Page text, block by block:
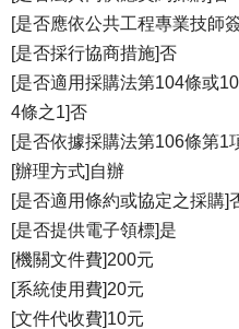
[是否應依公共工程專業技師
[是否採行協商措施]否
[是否適用採購法第104條或
4條之1]否
[是否依據採購法第106條第1
[辦理方式]自辦
[是否適用條約或協定之採購]
[是否提供電子領標]是
[機關文件費]200元
[系統使用費]20元
[文件代收費]10元